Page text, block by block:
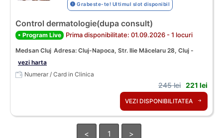
Grabeste-te! Ultimul slot disponibil
Control dermatologie(dupa consult)
• Program Live Prima disponibilitate: 01.09.2026 - 1 locuri
Medsan Cluj Adresa: Cluj-Napoca, Str. Ilie Măcelaru 28, Cluj -
vezi harta
Numerar / Card in Clinica
245 lei 221 lei
VEZI DISPONIBILITATEA
< 1 >